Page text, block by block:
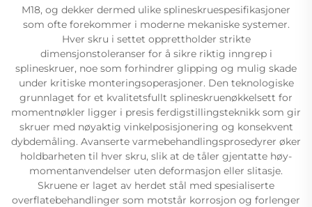
M18, og dekker dermed ulike splineskruespesifikasjoner
som ofte forekommer i moderne mekaniske systemer.
Hver skru i settet opprettholder strikte
dimensjonstoleranser for å sikre riktig inngrep i
splineskruer, noe som forhindrer glipping og mulig skade
under kritiske monteringsoperasjoner. Den teknologiske
grunnlaget for et kvalitetsfullt splineskruenøkkelsett for
momentnøkler ligger i presis ferdigstillingsteknikk som gir
skruer med nøyaktig vinkelposisjonering og konsekvent
dybdemåling. Avanserte varmebehandlingsprosedyrer øker
holdbarheten til hver skru, slik at de tåler gjentatte høy-
momentanvendelser uten deformasjon eller slitasje.
Skruene er laget av herdet stål med spesialiserte
overflatebehandlinger som motstår korrosjon og forlenger